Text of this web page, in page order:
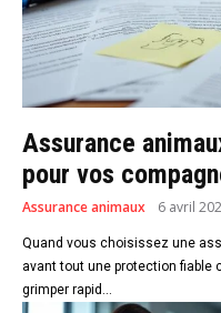
Assurance
pour vos
Assurance animaux 6 avril
Quand vous choisissez une
avant tout une protection fiable
grimper rapid...